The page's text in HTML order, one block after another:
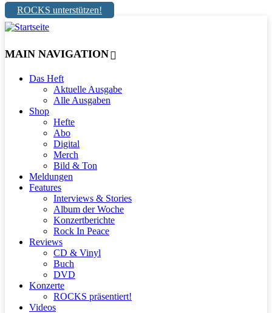
ROCKS unterstützen!
MAIN NAVIGATION
Das Heft
Aktuelle Ausgabe
Alle Ausgaben
Shop
Hefte
Abo
Digital
Merch
Bild & Ton
Meldungen
Features
Interviews & Stories
Album der Woche
Konzertberichte
Rock In Peace
Reviews
CD & Vinyl
Buch
DVD
Konzerte
ROCKS präsentiert!
Videos